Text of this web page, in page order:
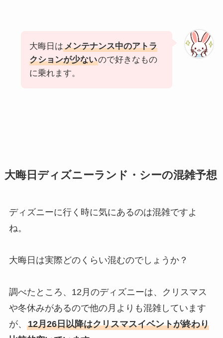
大晦日はメンテナンス中のアトラ
クションが少ないので好きなもの
に乗れます。
大晦日ディズニーランド・シーの混雑予想
ディズニーに行く時に気にあるのは混雑ですよ
ね。
大晦日は実際どのくらい混むのでしょうか？
調べたところ、12月のディズニーは、クリスマス
や冬休みがあるので他の月よりも混雑しています
が、 12月26日以降はクリスマスイベントが終わり